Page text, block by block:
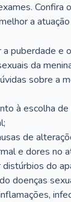
Confira
a
a puberdade e
da
sobre a
à escolha
de
e dores no
distúrbios do
doenças